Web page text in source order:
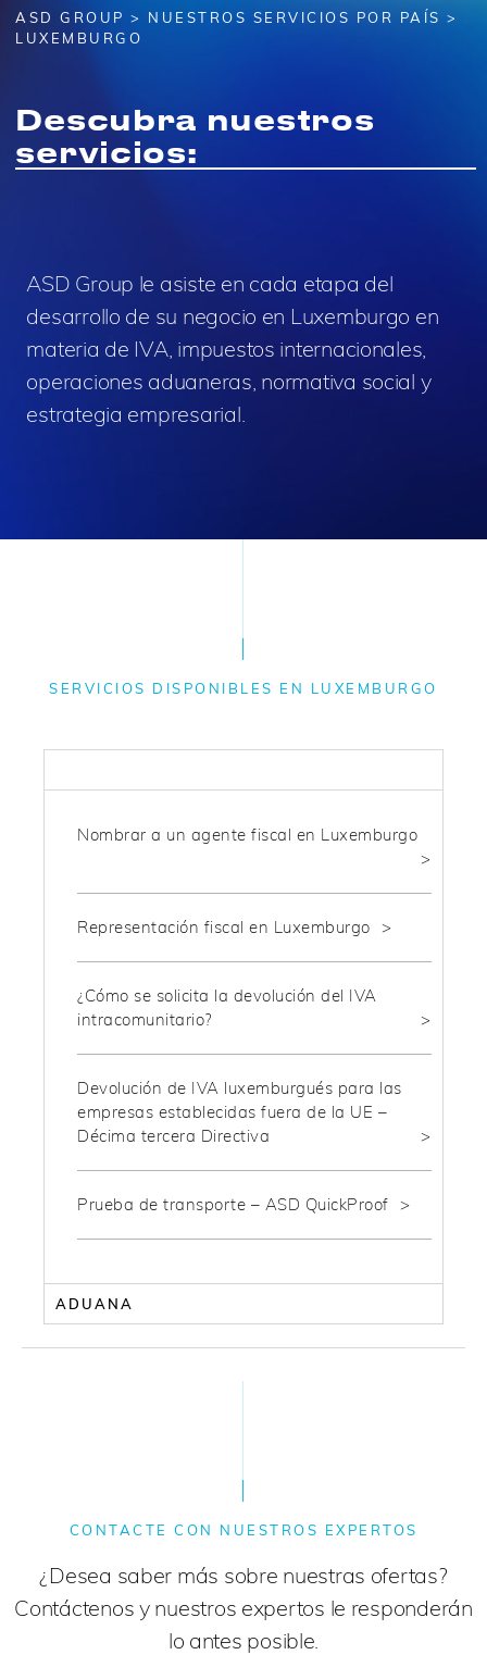
ASD GROUP > NUESTROS SERVICIOS POR PAÍS >
LUXEMBURGO
Descubra nuestros
servicios:
ASD Group le asiste en cada etapa del
desarrollo de su negocio en Luxemburgo en
materia de IVA, impuestos internacionales,
operaciones aduaneras, normativa social y
estrategia empresarial.
SERVICIOS DISPONIBLES EN LUXEMBURGO
Nombrar a un agente fiscal en Luxemburgo
Representación fiscal en Luxemburgo
¿Cómo se solicita la devolución del IVA
intracomunitario?
Devolución de IVA luxemburgués para las
empresas establecidas fuera de la UE –
Décima tercera Directiva
Prueba de transporte – ASD QuickProof
ADUANA
CONTACTE CON NUESTROS EXPERTOS
¿Desea saber más sobre nuestras ofertas?
Contáctenos y nuestros expertos le responderán
lo antes posible.